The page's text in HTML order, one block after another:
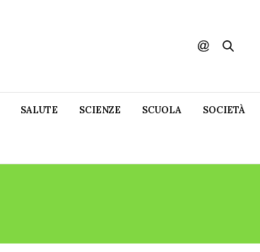
SALUTE SCIENZE SCUOLA SOCIETÀ